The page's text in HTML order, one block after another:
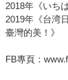
2018年《いち
2019年《台湾
臺灣的美！》
FB專頁：